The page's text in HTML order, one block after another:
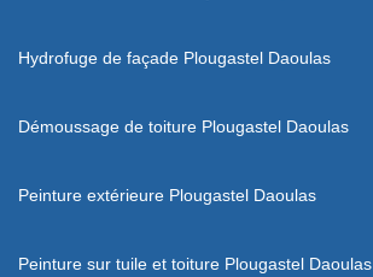
Hydrofuge de façade Plougastel Daoulas
Démoussage de toiture Plougastel Daoulas
Peinture extérieure Plougastel Daoulas
Peinture sur tuile et toiture Plougastel Daoulas